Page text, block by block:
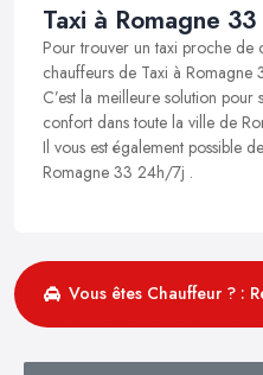
Taxi à Romagne 33
Pour trouver un taxi proche de
chauffeurs de Taxi à Romagne
C’est la meilleure solution pour
confort dans toute la ville de
Il vous est également possible
Romagne 33 24h/7j .
Vous êtes Chauffeur ? :